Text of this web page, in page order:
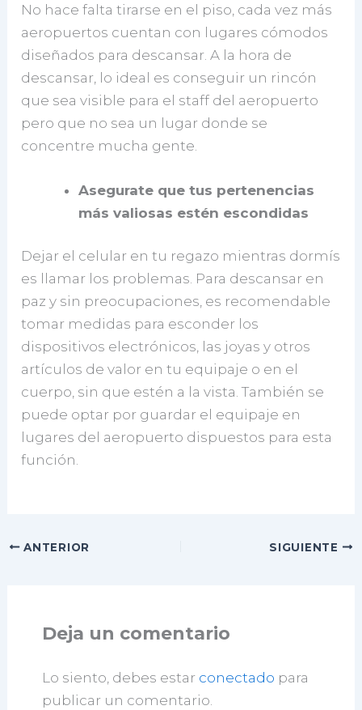
No hace falta tirarse en el piso, cada vez más
aeropuertos cuentan con lugares cómodos
diseñados para descansar. A la hora de
descansar, lo ideal es conseguir un rincón
que sea visible para el staff del aeropuerto
pero que no sea un lugar donde se
concentre mucha gente.
Asegurate que tus pertenencias
más valiosas estén escondidas
Dejar el celular en tu regazo mientras dormís
es llamar los problemas. Para descansar en
paz y sin preocupaciones, es recomendable
tomar medidas para esconder los
dispositivos electrónicos, las joyas y otros
artículos de valor en tu equipaje o en el
cuerpo, sin que estén a la vista. También se
puede optar por guardar el equipaje en
lugares del aeropuerto dispuestos para esta
función.
ANTERIOR SIGUIENTE
Deja un comentario
Lo siento, debes estar conectado para
publicar un comentario.